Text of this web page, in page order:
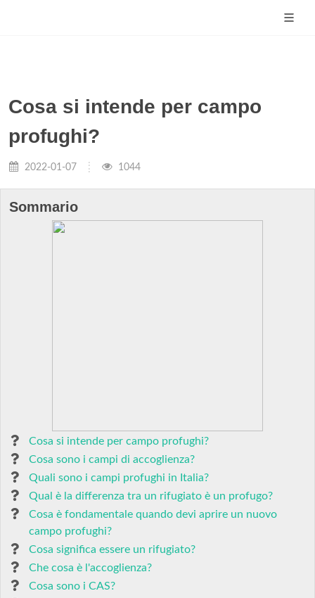
Cosa si intende per campo
profughi?
2022-01-07 1044
Sommario
Cosa si intende per campo profughi?
Cosa sono i campi di accoglienza?
Quali sono i campi profughi in Italia?
Qual è la differenza tra un rifugiato è un profugo?
Cosa è fondamentale quando devi aprire un nuovo
campo profughi?
Cosa significa essere un rifugiato?
Che cosa è l'accoglienza?
Cosa sono i CAS?